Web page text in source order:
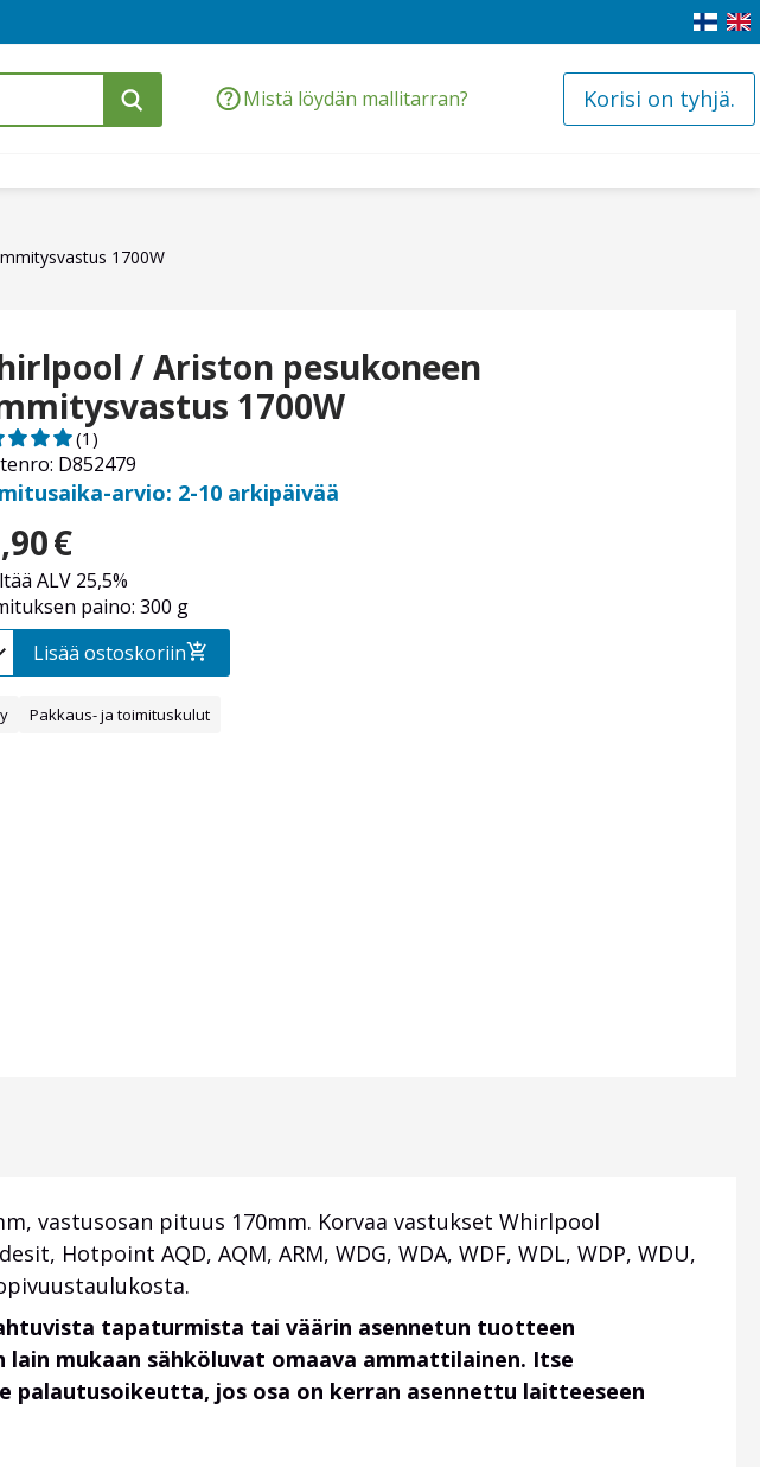
Mistä löydän mallitarran? Korisi on tyhjä.
1700W
/ Ariston pesukoneen
1700W
D852479
(1)
arvio: 2-10 arkipäivää
€
ALV 25,5%
paino: 300 g
Lisää ostoskoriin
Pakkaus- ja toimituskulut
vastusosan pituus 170mm. Korvaa vastukset Whirlpool
Hotpoint AQD, AQM, ARM, WDG, WDA, WDF, WDL, WDP, WDU,
tapaturmista tai väärin asennetun tuotteen
mukaan sähköluvat omaava ammattilainen. Itse
palautusoikeutta, jos osa on kerran asennettu laitteeseen